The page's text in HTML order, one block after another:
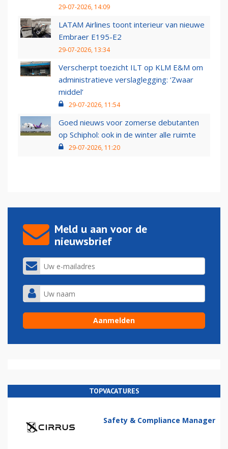
29-07-2026, 14:09
LATAM Airlines toont interieur van nieuwe
Embraer E195-E2
29-07-2026, 13:34
Verscherpt toezicht ILT op KLM E&M om
administratieve verslaglegging: ‘Zwaar
middel’
29-07-2026, 11:54
Goed nieuws voor zomerse debutanten
op Schiphol: ook in de winter alle ruimte
29-07-2026, 11:20
Meld u aan voor de
nieuwsbrief
TOPVACATURES
Safety & Compliance Manager